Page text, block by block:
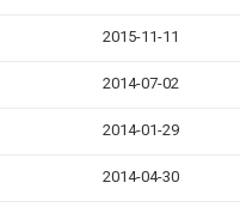
2015-11-11
2014-07-02
2014-01-29
2014-04-30